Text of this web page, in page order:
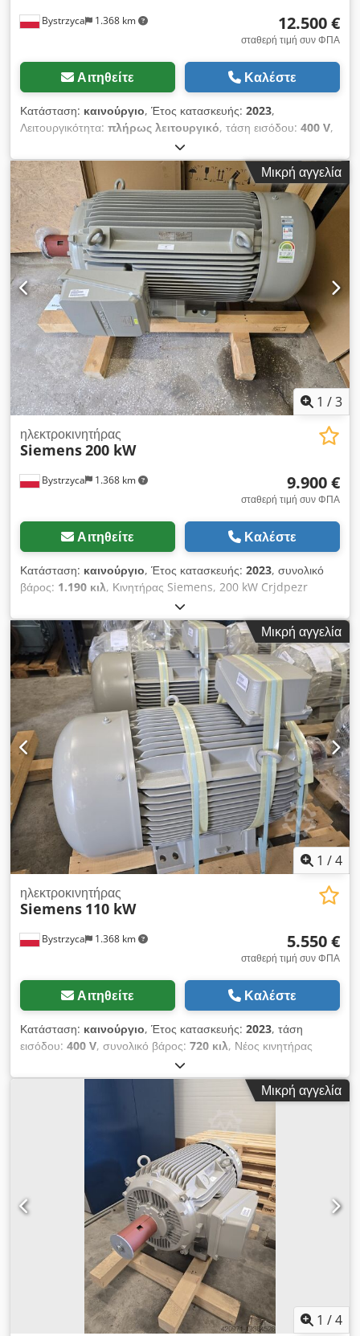
Bystrzyca 1.368 km 12.500 €
σταθερή τιμή συν ΦΠΑ
Αιτηθείτε Καλέστε
Κατάσταση: καινούργιο, Έτος κατασκευής: 2023,
Λειτουργικότητα: πλήρως λειτουργικό, τάση εισόδου: 400 V,
, SIEMENS, κινητήρας 250 kW,
ενεργειακής κλάσης IE4. Εγγύηση 12 μηνών. Crjdpfx Acjzr
Ihws Dof
Μικρή αγγελία
1 /3
Bystrzyca 1.368 km
ηλεκτροκινητήρας
Siemens200 kW
9.900 €
σταθερή τιμή συν ΦΠΑ
Αιτηθείτε Καλέστε
Κατάσταση: καινούργιο, Έτος κατασκευής: 2023, συνολικό
βάρος: 1.190 κιλ, Κινητήρας Siemens, 200 kW Crjdpezr
Iggefx Ac Dof 1488 στροφές ανά λεπτό Εγγύηση 12 μηνών
Διαθέσιμες 2 μονάδες.
Μικρή αγγελία
1 /4
Bystrzyca 1.368 km
ηλεκτροκινητήρας
Siemens 110 kW
5.550 €
σταθερή τιμή συν ΦΠΑ
Αιτηθείτε Καλέστε
Κατάσταση: καινούργιο, Έτος κατασκευής: 2023, τάση
εισόδου: 400 V, συνολικό βάρος: 720 κιλ, Νέος κινητήρας
SIEMENS 110 KW Cedpozr Eraofx Ac Djrf Διαθέσιμες 8
μονάδες Στροφές: 1486 rpm Μέγιστες στροφές: 2970 rpm
Μικρή αγγελία
1 /4